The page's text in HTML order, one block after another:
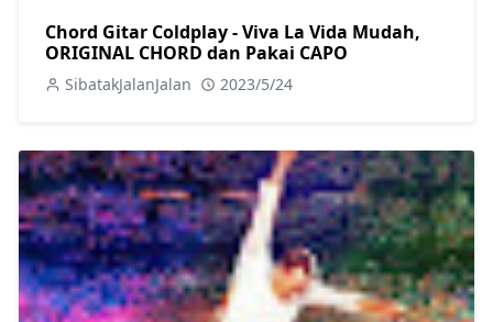
Chord Gitar Coldplay - Viva La Vida Mudah,
ORIGINAL CHORD dan Pakai CAPO
SibatakJalanJalan 2023/5/24